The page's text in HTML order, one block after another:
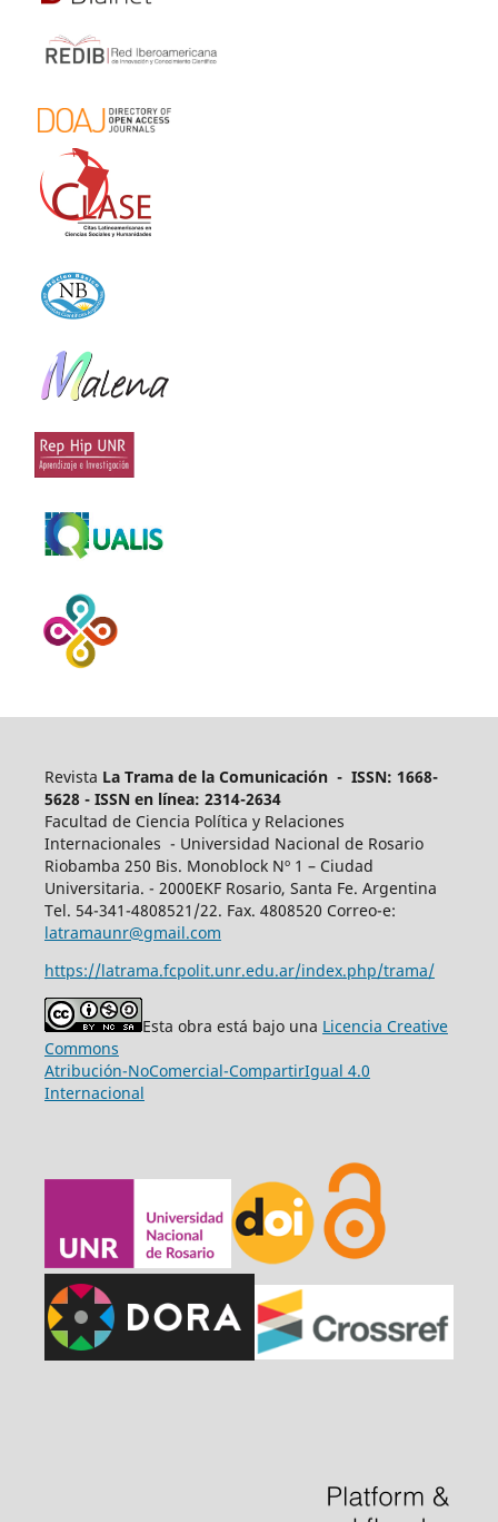
Revista La Trama de la Comunicación - ISSN: 1668-
5628 - ISSN en línea: 2314-2634
Facultad de Ciencia Política y Relaciones
Internacionales - Universidad Nacional de Rosario
Riobamba 250 Bis. Monoblock Nº 1 – Ciudad
Universitaria. - 2000EKF Rosario, Santa Fe. Argentina
Tel. 54-341-4808521/22. Fax. 4808520 Correo-e:
latramaunr@gmail.com
https://latrama.fcpolit.unr.edu.ar/index.php/trama/
Esta obra está bajo una Licencia Creative
Commons
Atribución-NoComercial-CompartirIgual 4.0
Internacional